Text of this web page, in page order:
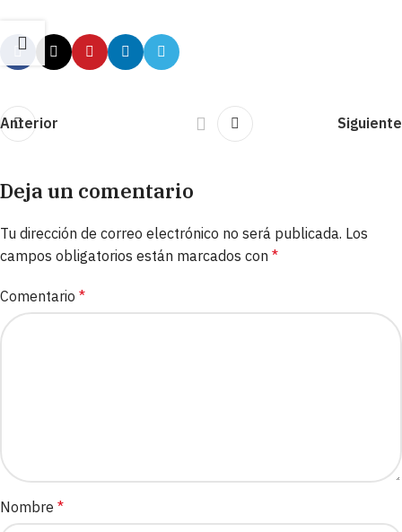
Anterior Siguiente
Deja un comentario
Tu dirección de correo electrónico no será publicada. Los
campos obligatorios están marcados con *
Comentario *
Nombre *